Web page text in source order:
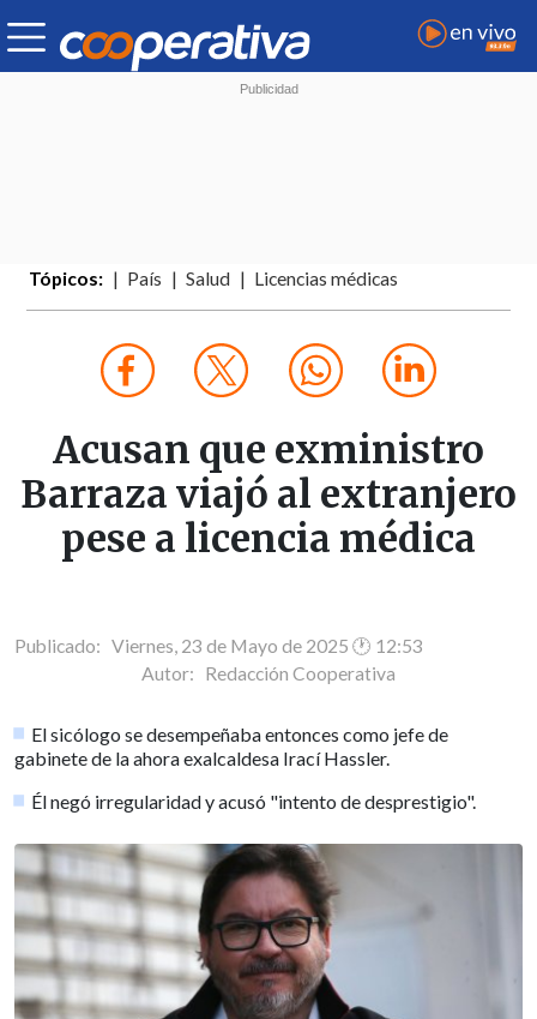
Tópicos: País Salud Licencias médicas
Acusan que exministro
Barraza viajó al extranjero
pese a licencia médica
Publicado: Viernes, 23 de Mayo de 2025 🕐 12:53
Autor: Redacción Cooperativa
El sicólogo se desempeñaba entonces como jefe de
gabinete de la ahora exalcaldesa Irací Hassler.
Él negó irregularidad y acusó "intento de desprestigio".